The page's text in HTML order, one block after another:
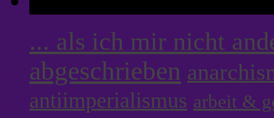
... als ich mir nicht
abgeschrieben
antiimperialismus arbeit &